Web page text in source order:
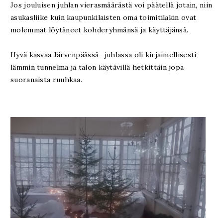
Jos jouluisen juhlan vierasmäärästä voi päätellä jotain, niin
asukasliike kuin kaupunkilaisten oma toimitilakin ovat
molemmat löytäneet kohderyhmänsä ja käyttäjänsä.
Hyvä kasvaa Järvenpäässä -juhlassa oli kirjaimellisesti
lämmin tunnelma ja talon käytävillä hetkittäin jopa
suoranaista ruuhkaa.